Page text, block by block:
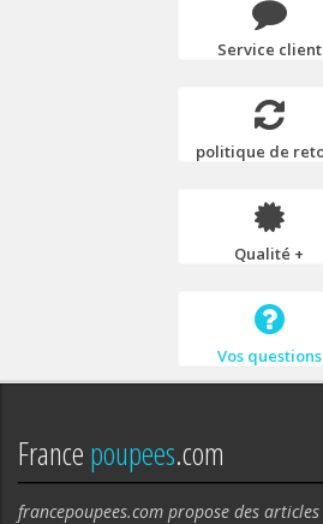
Service client
politique de
Qualité +
Vos questions
Francepoupees.com
francepoupees.com propose des